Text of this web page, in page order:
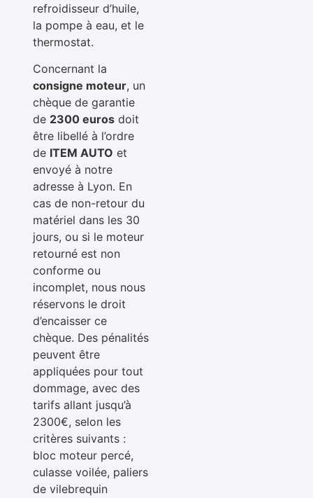
refroidisseur d’huile,
la pompe à eau, et le
thermostat.
Concernant la
consigne moteur, un
chèque de garantie
de 2300 eurosdoit
être libellé à l’ordre
de ITEM AUTO et
envoyé à notre
adresse à Lyon. En
cas de non-retour du
matériel dans les 30
jours, ou si le moteur
retourné est non
conforme ou
incomplet, nous nous
réservons le droit
d’encaisser ce
chèque. Des pénalités
peuvent être
appliquées pour tout
dommage, avec des
tarifs allant jusqu’à
2300€, selon les
critères suivants :
bloc moteur percé,
culasse voilée, paliers
de vilebrequin